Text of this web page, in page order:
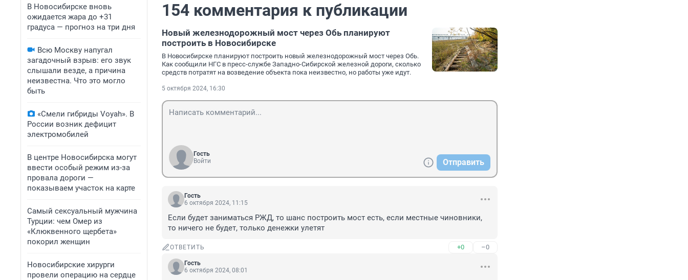
В Новосибирске вновь
ожидается жара до +31
градуса — прогноз на три дня
Всю Москву напугал
загадочный взрыв: его звук
слышали везде, а причина
неизвестна. Что это могло
быть
«Смели гибриды Voyah». В
России возник дефицит
электромобилей
В центре Новосибирска могут
ввести особый режим из-за
провала дороги —
показываем участок на карте
Самый сексуальный мужчина
Турции: чем Омер из
«Клюквенного щербета»
покорил женщин
Новосибирские хирурги
провели операцию на сердце
154 комментария к публикации
Новый железнодорожный мост через Обь планируют
построить в Новосибирске
В Новосибирске планируют построить новый железнодорожный мост через Обь.
Как сообщили НГС в пресс-службе Западно-Сибирской железной дороги, сколько
средств потратят на возведение объекта пока неизвестно, но работы уже идут.
5 октября 2024, 16:30
Гость
Войти
Отправить
Гость
6 октября 2024, 11:15
Если будет заниматься РЖД, то шанс построить мост есть, если местные чиновники,
то ничего не будет, только денежки улетят
ОТВЕТИТЬ +0 –0
Гость
6 октября 2024, 08:01